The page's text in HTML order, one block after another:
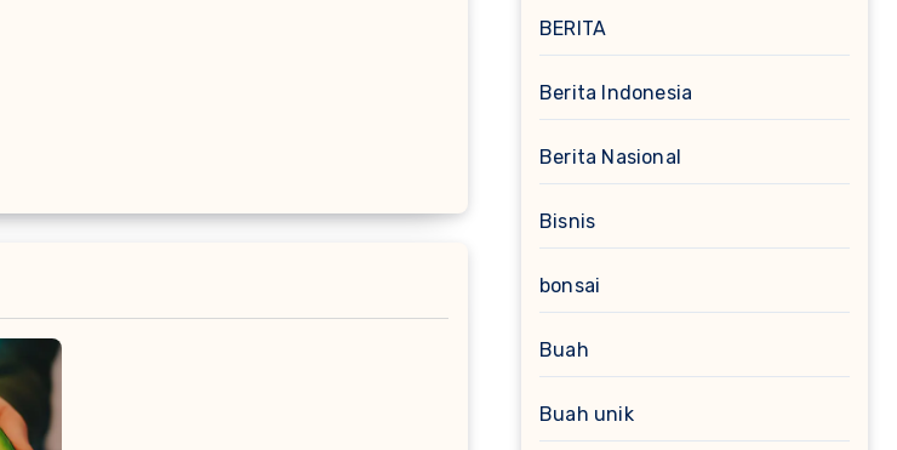
BERITA
Berita Indonesia
Berita Nasional
Bisnis
bonsai
Buah
Buah unik